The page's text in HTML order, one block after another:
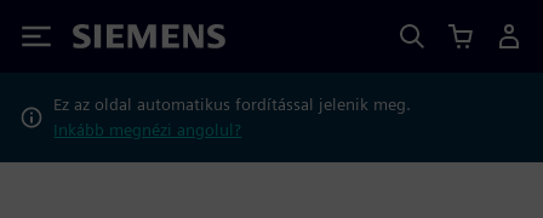
Siemens
Ez az oldal automatikus fordítással jelenik meg.
Inkább megnézi angolul?